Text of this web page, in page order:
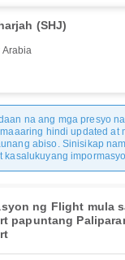
(SHJ)
Arabia
na ang mga presyo
hindi updated at
abiso. Sinisikap
kasalukuyang
ng Flight mula
papuntang